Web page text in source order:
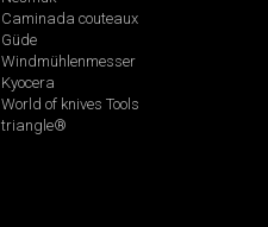
Caminada couteaux
Güde
Windmühlenmesser
Kyocera
World of knives Tools
triangle®